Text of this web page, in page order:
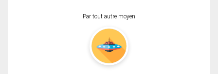
Par tout autre moyen